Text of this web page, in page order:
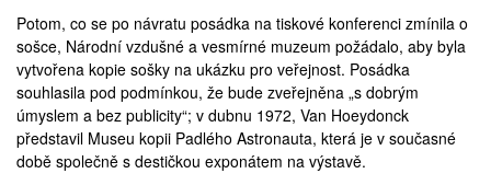
Potom, co se po návratu posádka na tiskové konferenci zmínila o
sošce, Národní vzdušné a vesmírné muzeum požádalo, aby byla
vytvořena kopie sošky na ukázku pro veřejnost. Posádka
souhlasila pod podmínkou, že bude zveřejněna „s dobrým
úmyslem a bez publicity“; v dubnu 1972, Van Hoeydonck
představil Museu kopii Padlého Astronauta, která je v současné
době společně s destičkou exponátem na výstavě.